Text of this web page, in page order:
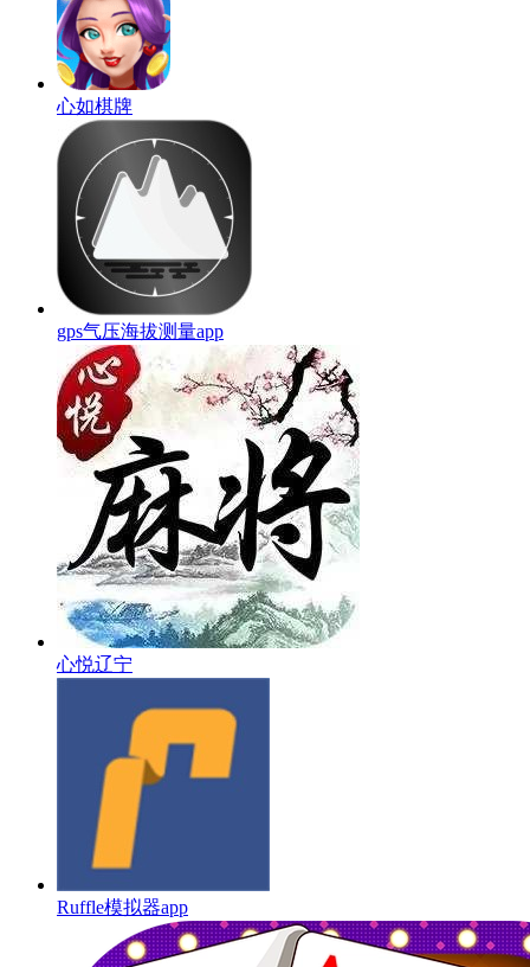
心如棋牌
gps气压海拔测量app
心悦辽宁
Ruffle模拟器app